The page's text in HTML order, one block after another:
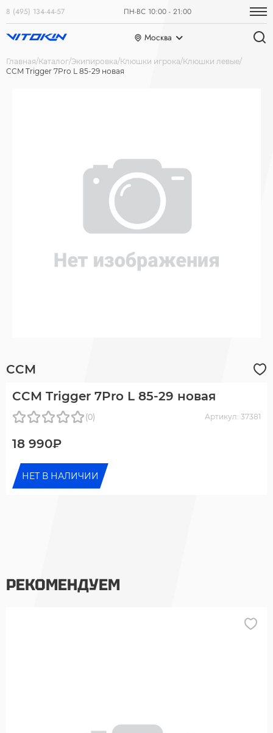
8 (495) 134-44-57 ПН-ВС 10:00 - 21:00
Москва
Главная Каталог Экипировка Клюшки игрока Клюшки левые
CCM Trigger 7Pro L 85-29 новая
CCM
CCM Trigger 7Pro L 85-29 новая
(0) Артикул: 37381
18 990₽
НЕТ В НАЛИЧИИ
РЕКОМЕНДУЕМ